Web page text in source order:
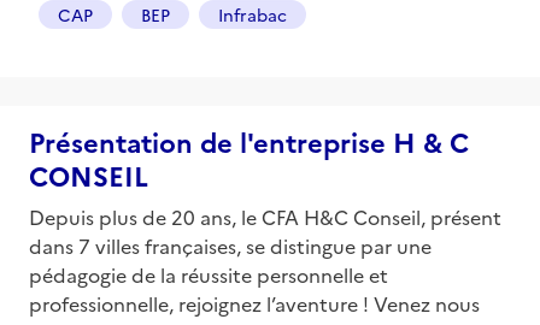
CAP BEP Infrabac
Présentation de l'entreprise H & C
CONSEIL
Depuis plus de 20 ans, le CFA H&C Conseil, présent
dans 7 villes françaises, se distingue par une
pédagogie de la réussite personnelle et
professionnelle, rejoignez l’aventure ! Venez nous